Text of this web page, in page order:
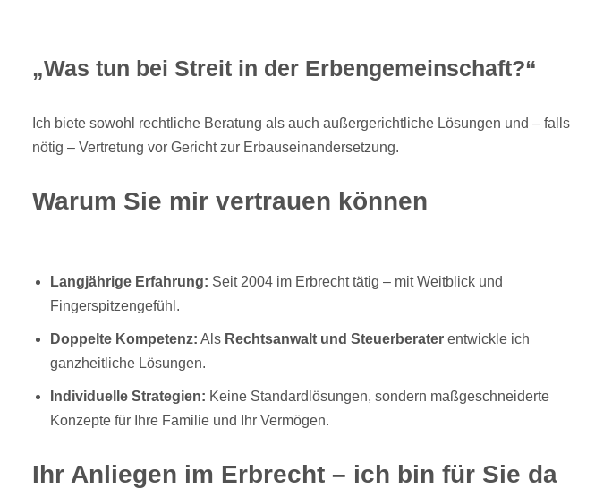
„Was tun bei Streit in der Erbengemeinschaft?“
Ich biete sowohl rechtliche Beratung als auch außergerichtliche Lösungen und – falls
nötig – Vertretung vor Gericht zur Erbauseinandersetzung.
Warum Sie mir vertrauen können
Langjährige Erfahrung: Seit 2004 im Erbrecht tätig – mit Weitblick und
Fingerspitzengefühl.
Doppelte Kompetenz: Als Rechtsanwalt und Steuerberater entwickle ich
ganzheitliche Lösungen.
Individuelle Strategien: Keine Standardlösungen, sondern maßgeschneiderte
Konzepte für Ihre Familie und Ihr Vermögen.
Ihr Anliegen im Erbrecht – ich bin für Sie da